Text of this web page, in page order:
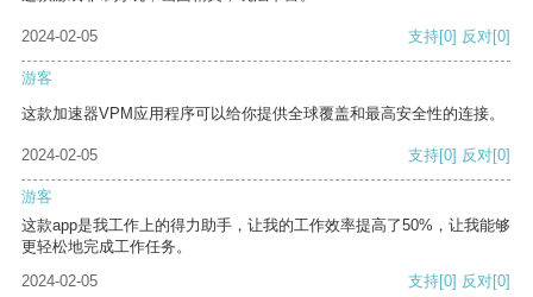
2024-02-05 支持[0] 反对[0]
游客
这款加速器VPM应用程序可以给你提供全球覆盖和最高安全性的连接。
2024-02-05 支持[0] 反对[0]
游客
这款app是我工作上的得力助手，让我的工作效率提高了50%，让我能够
更轻松地完成工作任务。
2024-02-05
支持[0] 反对[0]